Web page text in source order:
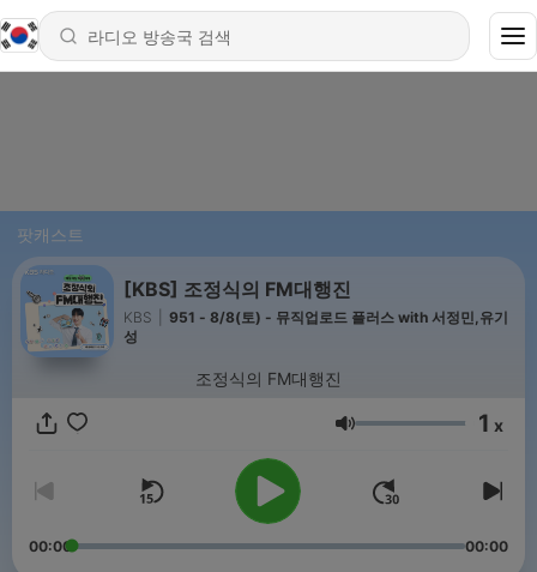
팟캐스트
[KBS] 조정식의 FM대행진
KBS
951 - 8/8(토) - 뮤직업로드 플러스 with 서정민,유기
성
조정식의 FM대행진
음량 1 x
00:00 00:00